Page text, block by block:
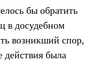
бы обратить
в досудебном
возникший спор,
действия была